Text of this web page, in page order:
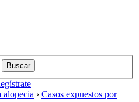
alopecia › Casos expuestos por